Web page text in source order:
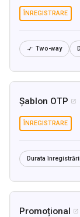
ÎNREGISTRARE
 Two-way
Șablon OTP 
ÎNREGISTRARE
Durata
Promoțional 